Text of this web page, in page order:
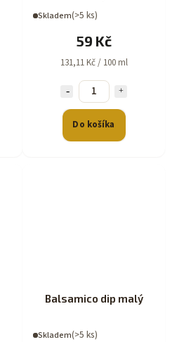
Skladem(>5 ks)
59 Kč
131,11 Kč / 100 ml
Do košíka
Balsamico dip malý
Skladem(>5 ks)